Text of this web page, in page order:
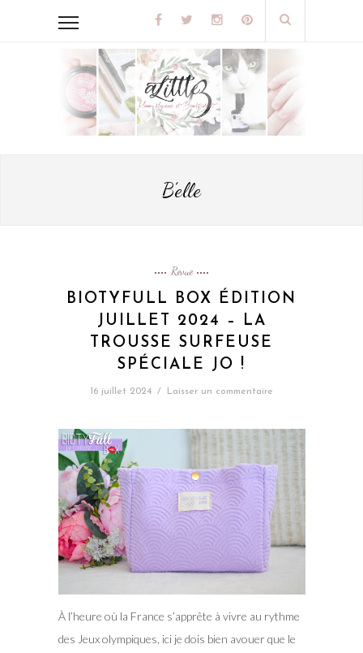
B’elle
Revue
BIOTYFULL BOX ÉDITION
JUILLET 2024 – LA
TROUSSE SURFEUSE
SPÉCIALE JO !
16 juillet 2024 / Laisser un commentaire
À l’heure où la France s’apprête à vivre au rythme
des Jeux olympiques, ici je dois bien avouer que le